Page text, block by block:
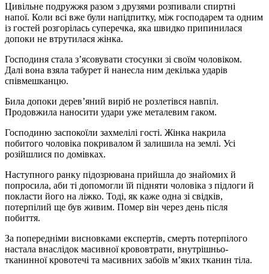
Цивільне подружжя разом з друзями розпивали спиртні
напої. Коли всі вже були напідпитку, між господарем та одним
із гостей розгорілась суперечка, яка швидко припинилася
допоки не втрутилася жінка.
Господиня стала з’ясовувати стосунки зі своїм чоловіком.
Далі вона взяла табурет й нанесла ним декілька ударів
співмешканцю.
Била допоки дерев’яний виріб не розлетівся навпіл.
Продовжила наносити удари уже металевим гаком.
Господиню заспокоїли захмелілі гості. Жінка накрила
побитого чоловіка покривалом й залишила на землі. Усі
розійшлися по домівках.
Наступного ранку підозрювана прийшла до знайомих й
попросила, аби ті допомогли їй підняти чоловіка з підлоги й
покласти його на ліжко. Тоді, як каже одна зі свідків,
потерпілий ще був живим. Помер він через день після
побиття.
За попередніми висновками експертів, смерть потерпілого
настала внаслідок масивної крововтрати, внутрішньо-
тканинної кровотечі та масивних забоїв м’яких тканин тіла.